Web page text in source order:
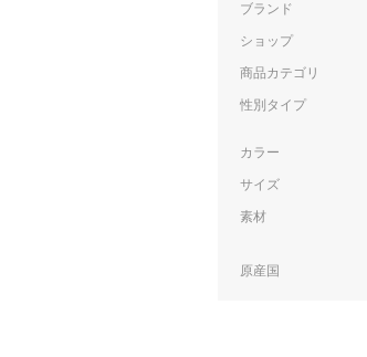
ブランド
ショップ
商品カテゴリ
性別タイプ
カラー
サイズ
素材
原産国